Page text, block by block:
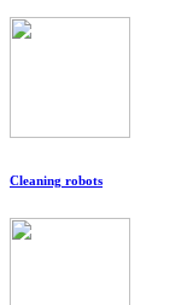
Cleaning robots